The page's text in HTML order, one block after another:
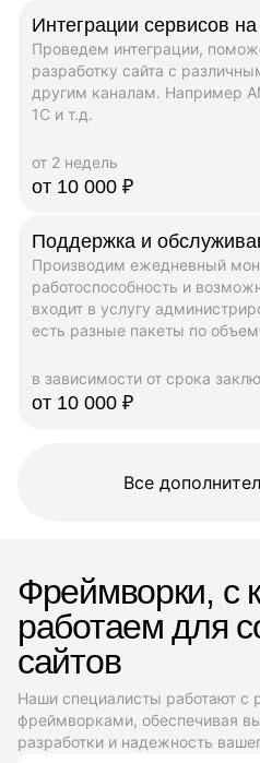
Интеграции сервисов на
Проведем интеграции,
разработку сайта с
другим каналам. Например
1C и т.д.
от 2 недель
от 10 000 ₽
Поддержка и
Производим ежедневный
работоспособность и
входит в услугу
есть разные пакеты по
в зависимости от срока
от 10 000 ₽
Все
Фреймворки, с
работаем для
сайтов
Наши специалисты работают
фреймворками, обеспечивая
разработки и надежность